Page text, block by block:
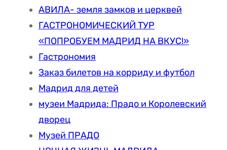
С
И
В
С
Е
Г
О
И
Ю
АВИЛА- земля замков и церквей
ГАСТРОНОМИЧЕСКИЙ ТУР
«ПОПРОБУЕМ МАДРИД НА ВКУС!»
Гастрономия
Заказ билетов на корриду и футбол
Мадрид для детей
музеи Мадрида: Прадо и Королевский
дворец
Музей ПРАДО